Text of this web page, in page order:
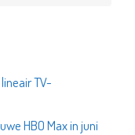
TV-
HBO Max in juni